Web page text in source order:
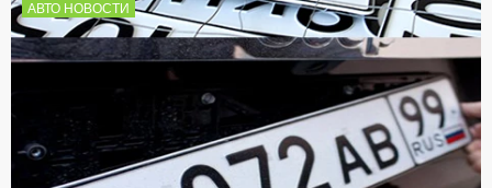
АВТО НОВОСТИ